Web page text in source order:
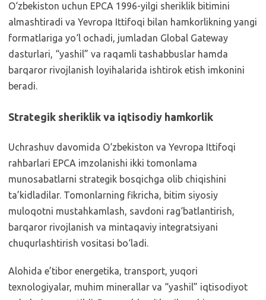
O‘zbekiston uchun EPCA 1996-yilgi sheriklik bitimini
almashtiradi va Yevropa Ittifoqi bilan hamkorlikning yangi
formatlariga yo‘l ochadi, jumladan Global Gateway
dasturlari, “yashil” va raqamli tashabbuslar hamda
barqaror rivojlanish loyihalarida ishtirok etish imkonini
beradi.
Strategik sheriklik va iqtisodiy hamkorlik
Uchrashuv davomida O‘zbekiston va Yevropa Ittifoqi
rahbarlari EPCA imzolanishi ikki tomonlama
munosabatlarni strategik bosqichga olib chiqishini
ta’kidladilar. Tomonlarning fikricha, bitim siyosiy
muloqotni mustahkamlash, savdoni rag‘batlantirish,
barqaror rivojlanish va mintaqaviy integratsiyani
chuqurlashtirish vositasi bo‘ladi.
Alohida e’tibor energetika, transport, yuqori
texnologiyalar, muhim minerallar va “yashil” iqtisodiyot